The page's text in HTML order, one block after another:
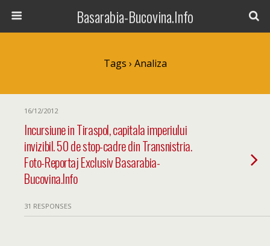
Basarabia-Bucovina.Info
Tags › Analiza
16/12/2012
Incursiune in Tiraspol, capitala imperiului
invizibil. 50 de stop-cadre din Transnistria.
Foto-Reportaj Exclusiv Basarabia-
Bucovina.Info
31 RESPONSES